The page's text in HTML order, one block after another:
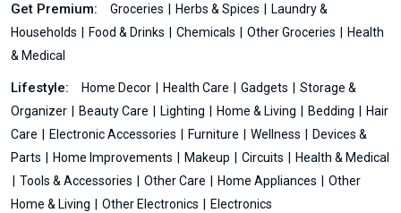
Get Premium: Groceries Herbs & Spices
Laundry &
Households
Food & Drinks Chemicals Other Groceries
Health
& Medical
Lifestyle: Home Decor Health Care Gadgets
Storage &
Organizer
Beauty Care Lighting Home & Living Bedding
Hair
Care
Electronic Accessories Furniture Wellness
Devices &
Parts
Home Improvements Makeup Circuits
Health & Medical
Tools & Accessories
Other Care Home Appliances
Other
Home & Living
Other Electronics Electronics